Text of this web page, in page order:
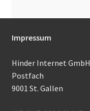
Impressum
Hinder Internet GmbH
Postfach
9001 St. Gallen